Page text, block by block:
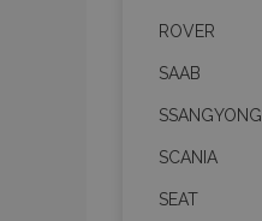
ROVER
SAAB
SSANGYONG
SCANIA
SEAT